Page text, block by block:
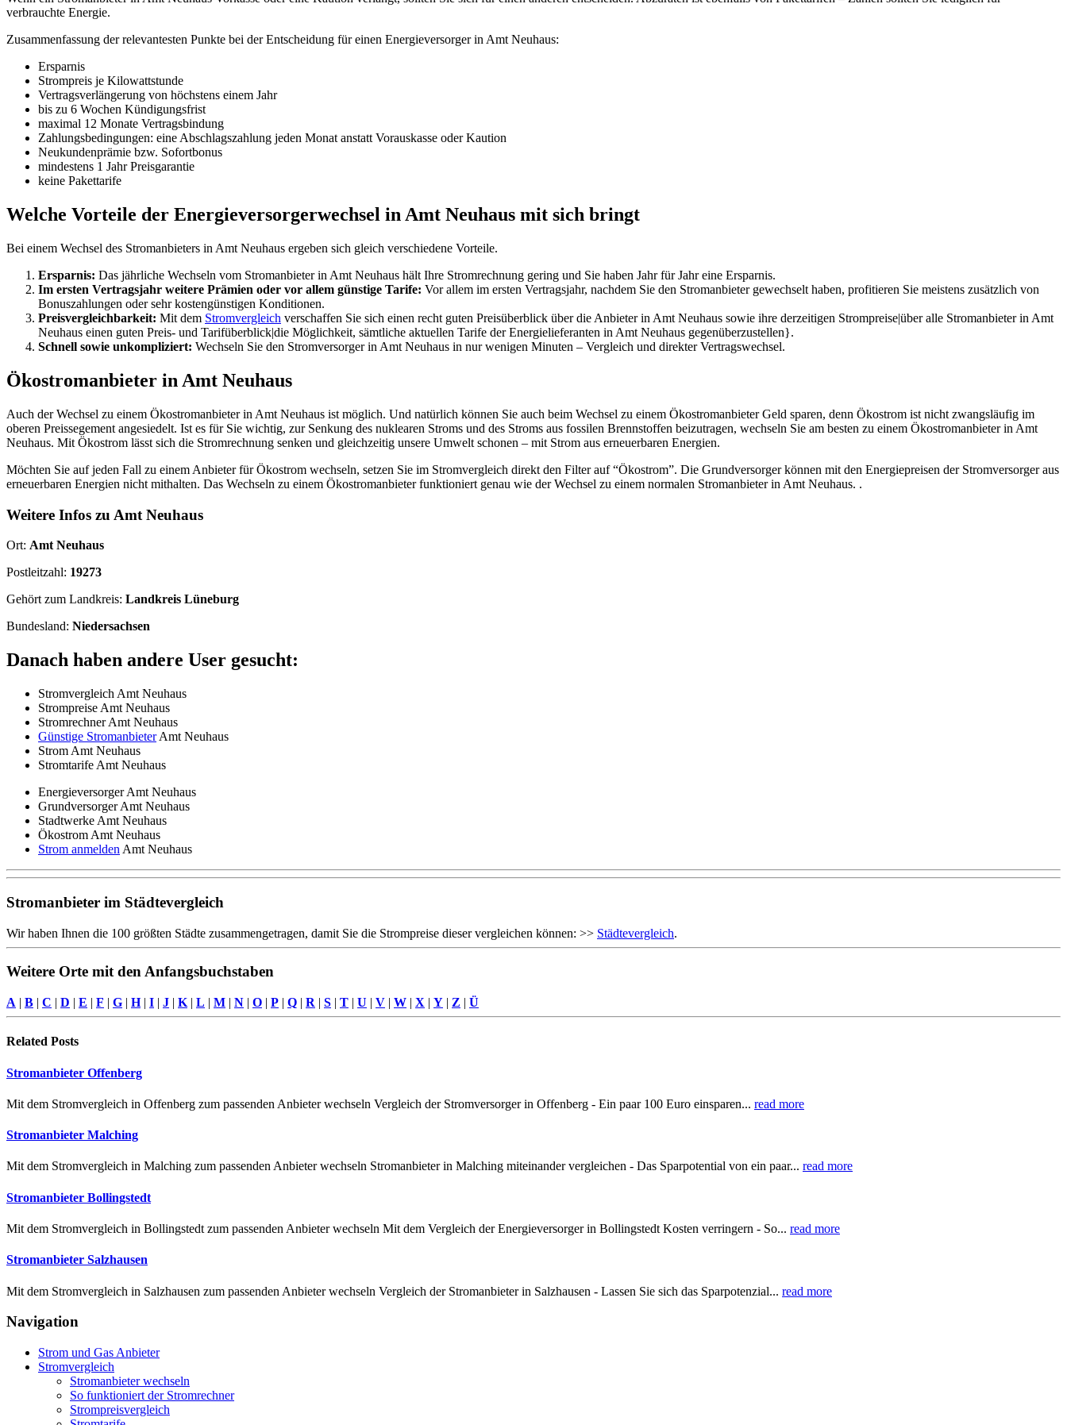
verbrauchte Energie.
Zusammenfassung der relevantesten Punkte bei der Entscheidung für einen Energieversorger in Amt Neuhaus:
Ersparnis
Strompreis je Kilowattstunde
Vertragsverlängerung von höchstens einem Jahr
bis zu 6 Wochen Kündigungsfrist
maximal 12 Monate Vertragsbindung
Zahlungsbedingungen: eine Abschlagszahlung jeden Monat anstatt Vorauskasse oder Kaution
Neukundenprämie bzw. Sofortbonus
mindestens 1 Jahr Preisgarantie
keine Pakettarife
Welche Vorteile der Energieversorgerwechsel in Amt Neuhaus mit sich bringt
Bei einem Wechsel des Stromanbieters in Amt Neuhaus ergeben sich gleich verschiedene Vorteile.
Ersparnis: Das jährliche Wechseln vom Stromanbieter in Amt Neuhaus hält Ihre Stromrechnung gering und Sie haben Jahr für Jahr eine Ersparnis.
Im ersten Vertragsjahr weitere Prämien oder vor allem günstige Tarife: Vor allem im ersten Vertragsjahr, nachdem Sie den Stromanbieter gewechselt haben, profitieren Sie meistens zusätzlich von
Bonuszahlungen oder sehr kostengünstigen Konditionen.
Preisvergleichbarkeit: Mit dem Stromvergleich verschaffen Sie sich einen recht guten Preisüberblick über die Anbieter in Amt Neuhaus sowie ihre derzeitigen Strompreise|über alle Stromanbieter in Amt
Neuhaus einen guten Preis- und Tarifüberblick|die Möglichkeit, sämtliche aktuellen Tarife der Energielieferanten in Amt Neuhaus gegenüberzustellen}.
Schnell sowie unkompliziert: Wechseln Sie den Stromversorger in Amt Neuhaus in nur wenigen Minuten – Vergleich und direkter Vertragswechsel.
Ökostromanbieter in Amt Neuhaus
Auch der Wechsel zu einem Ökostromanbieter in Amt Neuhaus ist möglich. Und natürlich können Sie auch beim Wechsel zu einem Ökostromanbieter Geld sparen, denn Ökostrom ist nicht zwangsläufig im
oberen Preissegement angesiedelt. Ist es für Sie wichtig, zur Senkung des nuklearen Stroms und des Stroms aus fossilen Brennstoffen beizutragen, wechseln Sie am besten zu einem Ökostromanbieter in Amt
Neuhaus. Mit Ökostrom lässt sich die Stromrechnung senken und gleichzeitig unsere Umwelt schonen – mit Strom aus erneuerbaren Energien.
Möchten Sie auf jeden Fall zu einem Anbieter für Ökostrom wechseln, setzen Sie im Stromvergleich direkt den Filter auf “Ökostrom”. Die Grundversorger können mit den Energiepreisen der Stromversorger aus
erneuerbaren Energien nicht mithalten. Das Wechseln zu einem Ökostromanbieter funktioniert genau wie der Wechsel zu einem normalen Stromanbieter in Amt Neuhaus. .
Weitere Infos zu Amt Neuhaus
Ort: Amt Neuhaus
Postleitzahl: 19273
Gehört zum Landkreis: Landkreis Lüneburg
Bundesland: Niedersachsen
Danach haben andere User gesucht:
Stromvergleich Amt Neuhaus
Strompreise Amt Neuhaus
Stromrechner Amt Neuhaus
Günstige StromanbieterAmt Neuhaus
Strom Amt Neuhaus
Stromtarife Amt Neuhaus
Energieversorger Amt Neuhaus
Grundversorger Amt Neuhaus
Stadtwerke Amt Neuhaus
Ökostrom Amt Neuhaus
Strom anmelden Amt Neuhaus
Stromanbieter im Städtevergleich
Wir haben Ihnen die 100 größten Städte zusammengetragen, damit Sie die Strompreise dieser vergleichen können: >> Städtevergleich.
Weitere Orte mit den Anfangsbuchstaben
A | B | C | D | E | F | G | H| I | J | K | L | M | N | O | P | Q | R | S | T | U | V | W | X | Y | Z | Ü
Related Posts
Stromanbieter Offenberg
Mit dem Stromvergleich in Offenberg zum passenden Anbieter wechseln Vergleich der Stromversorger in Offenberg - Ein paar 100 Euro einsparen... read more
Stromanbieter Malching
Mit dem Stromvergleich in Malching zum passenden Anbieter wechseln Stromanbieter in Malching miteinander vergleichen - Das Sparpotential von ein paar... read more
Stromanbieter Bollingstedt
Mit dem Stromvergleich in Bollingstedt zum passenden Anbieter wechseln Mit dem Vergleich der Energieversorger in Bollingstedt Kosten verringern - So... read more
Stromanbieter Salzhausen
Mit dem Stromvergleich in Salzhausen zum passenden Anbieter wechseln Vergleich der Stromanbieter in Salzhausen - Lassen Sie sich das Sparpotenzial... read more
Navigation
Strom und Gas Anbieter
Stromvergleich
Stromanbieter wechseln
So funktioniert der Stromrechner
Strompreisvergleich